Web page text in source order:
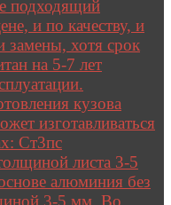
подходящий
и по качеству, и
замены, хотя срок
на 5-7 лет
кузова
изготавливаться
Ст3пс
листа 3-5
алюминия без
3-5 мм. Во